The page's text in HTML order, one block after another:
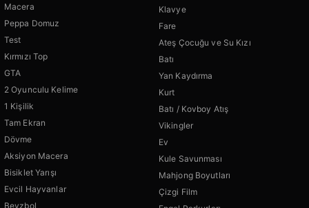
Macera
Peppa Domuz
Test
Kırmızı Top
GTA
2 Oyunculu Kelime
1 Kişilik
Tam Ekran
Dövme
Aksiyon Macera
Bisiklet Yarışı
Evcil Hayvanlar
Beyzbol
Klavye
Fare
Ateş Çocuğu ve Su Kızı
Batı
Yan Kaydırma
Kurt
Batı / Kovboy Atış
Vikingler
Ev
Kule Savunması
Mahjong Boyutları
Çizgi Film